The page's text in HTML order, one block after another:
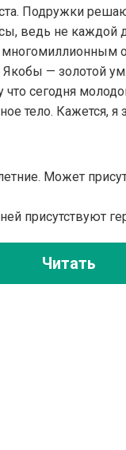
Подружки
ведь не каждой
многомиллионным
Якобы — золотой
сегодня
тело. Кажется,
Может
присутствуют
Читать